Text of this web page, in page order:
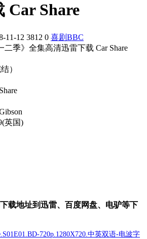
Car Share
11-12 3812 0 喜剧BBC
）
英国)
载地址到迅雷、百度网盘、电驴等下
720p.1280X720.中英双语-电波字